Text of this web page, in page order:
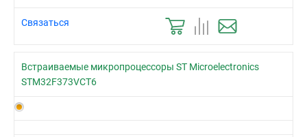
Связаться
Встраиваемые микропроцессоры ST Microelectronics
STM32F373VCT6